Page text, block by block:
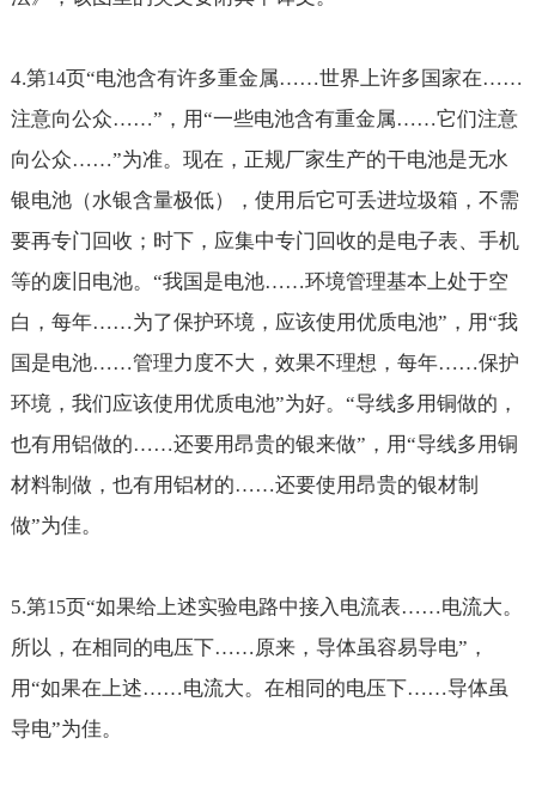
4.第14页“电池含有许多重金属……世界上许多国家在……
注意向公众……”，用“一些电池含有重金属……它们注意
向公众……”为准。现在，正规厂家生产的干电池是无水
银电池（水银含量极低），使用后它可丢进垃圾箱，不需
要再专门回收；时下，应集中专门回收的是电子表、手机
等的废旧电池。“我国是电池……环境管理基本上处于空
白，每年……为了保护环境，应该使用优质电池”，用“我
国是电池……管理力度不大，效果不理想，每年……保护
环境，我们应该使用优质电池”为好。“导线多用铜做的，
也有用铝做的……还要用昂贵的银来做”，用“导线多用铜
材料制做，也有用铝材的……还要使用昂贵的银材制
做”为佳。
5.第15页“如果给上述实验电路中接入电流表……电流大。
所以，在相同的电压下……原来，导体虽容易导电”，
用“如果在上述……电流大。在相同的电压下……导体虽
导电”为佳。